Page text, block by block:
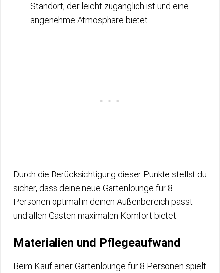
Standort, der leicht zugänglich ist und eine
angenehme Atmosphäre bietet.
Durch die Berücksichtigung dieser Punkte stellst du
sicher, dass deine neue Gartenlounge für 8
Personen optimal in deinen Außenbereich passt
und allen Gästen maximalen Komfort bietet.
Materialien und Pflegeaufwand
Beim Kauf einer Gartenlounge für 8 Personen spielt